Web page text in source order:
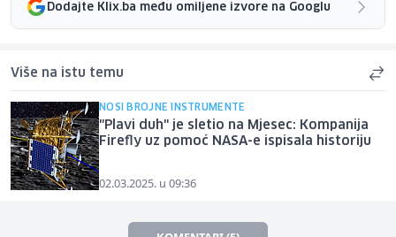
Dodajte Klix.ba među omiljene izvore na Googlu
Više na istu temu
NOSI BROJNE INSTRUMENTE
"Plavi duh" je sletio na Mjesec: Kompanija
Firefly uz pomoć NASA-e ispisala historiju
02.03.2025. u 09:36